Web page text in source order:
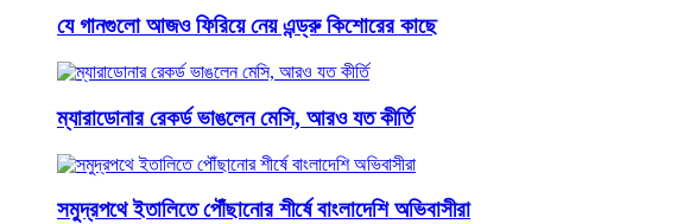
যে গানগুলো আজও ফিরিয়ে নেয় এন্ড্রু কিশোরের কাছে
ম্যারাডোনার রেকর্ড ভাঙলেন মেসি, আরও যত কীর্তি
সমুদ্রপথে ইতালিতে পৌঁছানোর শীর্ষে বাংলাদেশি অভিবাসীরা